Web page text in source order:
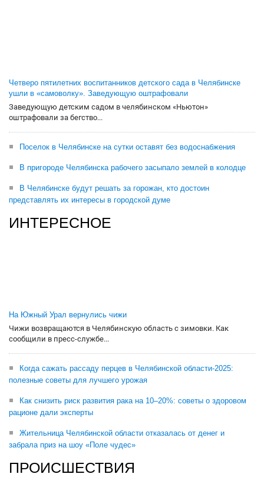
Четверо пятилетних воспитанников детского сада в Челябинске
ушли в «самоволку». Заведующую оштрафовали
Заведующую детским садом в челябинском «Ньютон»
оштрафовали за бегство...
Поселок в Челябинске на сутки оставят без водоснабжения
В пригороде Челябинска рабочего засыпало землей в колодце
В Челябинске будут решать за горожан, кто достоин
представлять их интересы в городской думе
ИНТЕРЕСНОЕ
На Южный Урал вернулись чижи
Чижи возвращаются в Челябинскую область с зимовки. Как
сообщили в пресс-службе...
Когда сажать рассаду перцев в Челябинской области-2025:
полезные советы для лучшего урожая
Как снизить риск развития рака на 10–20%: советы о здоровом
рационе дали эксперты
Жительница Челябинской области отказалась от денег и
забрала приз на шоу «Поле чудес»
ПРОИСШЕСТВИЯ